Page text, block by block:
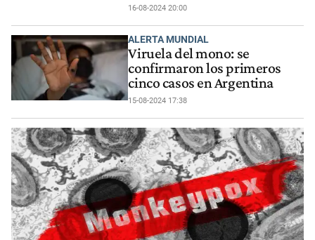
16-08-2024 20:00
ALERTA MUNDIAL
Viruela del mono: se
confirmaron los primeros
cinco casos en Argentina
15-08-2024 17:38